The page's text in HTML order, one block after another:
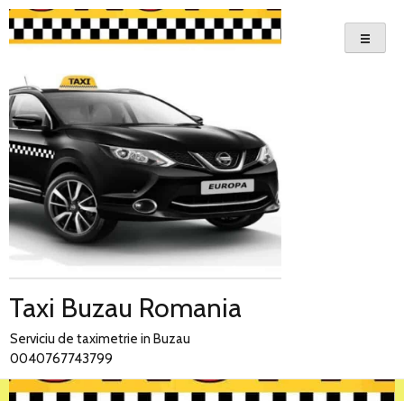
Skip
to
Taxi Buzau Romania
Serviciu de taximetrie in Buzau
0040767743799